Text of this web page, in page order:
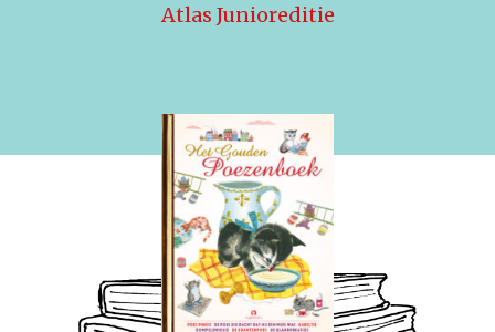
Atlas Junioreditie